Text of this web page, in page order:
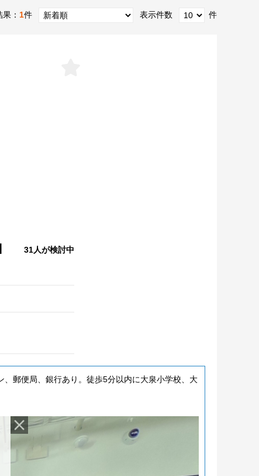
： 1件 表示件数 件
31人が検討中
郵便局、銀行あり。徒歩5分以内に大泉小学校、大